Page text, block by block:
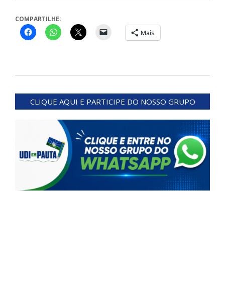
COMPARTILHE:
Mais
02-
CLIQUE AQUI E PARTICIPE DO NOSSO GRUPO